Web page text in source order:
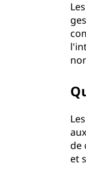
de
et